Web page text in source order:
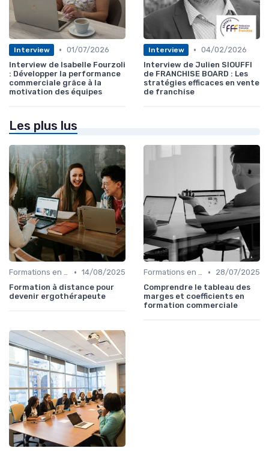
Interview • 01/07/2026
Interview de Isabelle Fourzoli
: Développer la performance
commerciale grâce à la
motivation des équipes
Interview • 04/02/2026
Interview de Julien SIOUFFI
de FRANCHISE BOARD : Les
stratégies efficaces en vente
de franchise
Les plus lus
Formations en ligne • 14/08/2025
Formation à distance pour
devenir ergothérapeute
Formations en ligne •
28/07/2025
Comprendre le tableau des
marges et coefficients en
formation commerciale